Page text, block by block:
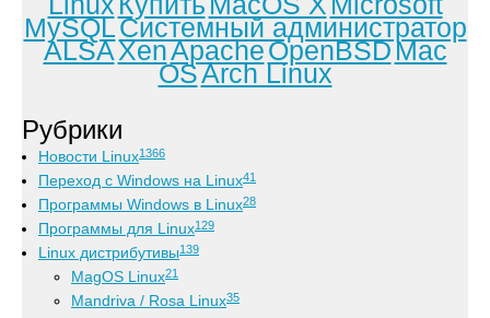
MySQLСистемный администратор
ALSAXenApacheOpenBSDMac
OSArch Linux
Рубрики
Новости Linux1366
Переход с Windows на Linux41
Программы Windows в Linux28
Программы для Linux129
Linux дистрибутивы139
MagOS Linux21
Mandriva / Rosa Linux35